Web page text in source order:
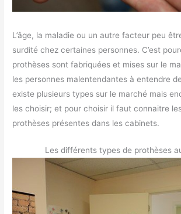
L’âge, la maladie ou un autre facteur peu
surdité chez certaines personnes. C’est
prothèses sont fabriquées et mises sur le
les personnes malentendantes à entendre
existe plusieurs types sur le marché mais
les choisir; et pour choisir il faut connaitre
prothèses présentes dans les cabinets.
Les différents types de prothèses